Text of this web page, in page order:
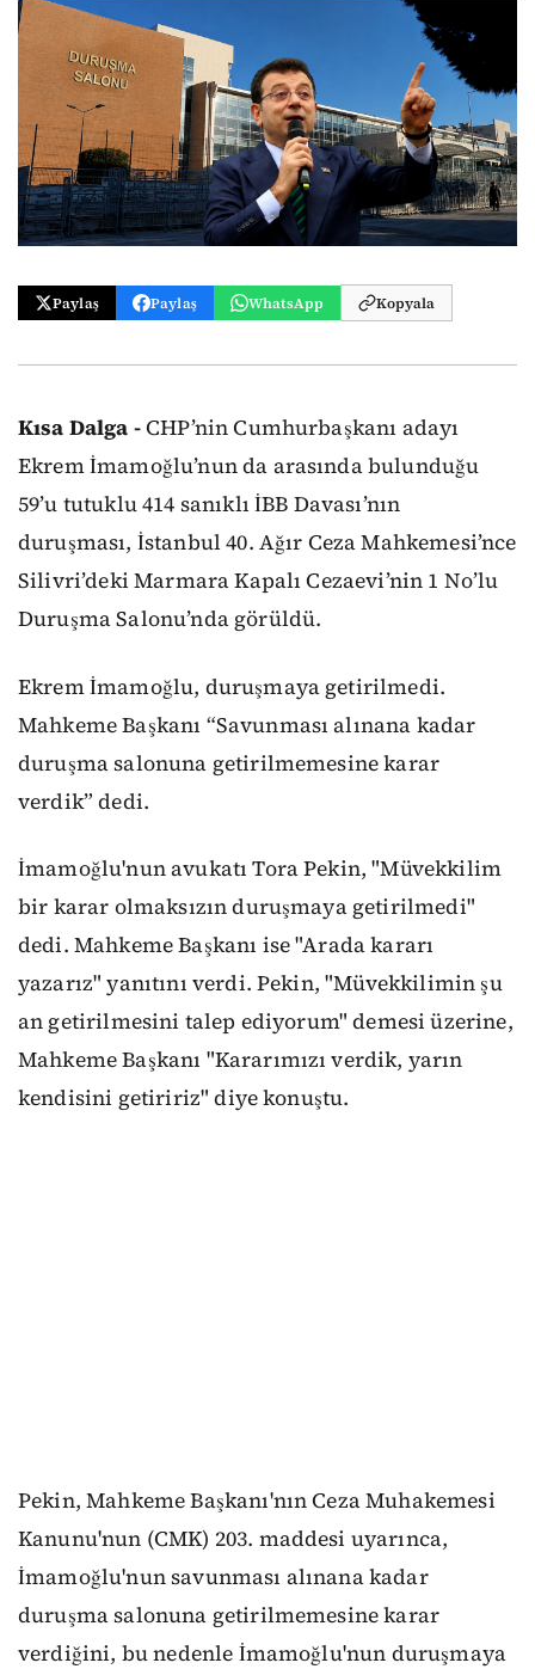
Paylaş Paylaş WhatsApp Kopyala
Kısa Dalga -CHP’nin Cumhurbaşkanı adayı
Ekrem İmamoğlu’nun da arasında bulunduğu
59’u tutuklu 414 sanıklı İBB Davası’nın
duruşması, İstanbul 40. Ağır Ceza Mahkemesi’nce
Silivri’deki Marmara Kapalı Cezaevi’nin 1 No’lu
Duruşma Salonu’nda görüldü.
Ekrem İmamoğlu, duruşmaya getirilmedi.
Mahkeme Başkanı “Savunması alınana kadar
duruşma salonuna getirilmemesine karar
verdik” dedi.
İmamoğlu'nun avukatı Tora Pekin, "Müvekkilim
bir karar olmaksızın duruşmaya getirilmedi"
dedi. Mahkeme Başkanı ise "Arada kararı
yazarız" yanıtını verdi. Pekin, "Müvekkilimin şu
an getirilmesini talep ediyorum" demesi üzerine,
Mahkeme Başkanı "Kararımızı verdik, yarın
kendisini getiririz" diye konuştu.
Pekin, Mahkeme Başkanı'nın Ceza Muhakemesi
Kanunu'nun (CMK) 203. maddesi uyarınca,
İmamoğlu'nun savunması alınana kadar
duruşma salonuna getirilmemesine karar
verdiğini, bu nedenle İmamoğlu'nun duruşmaya